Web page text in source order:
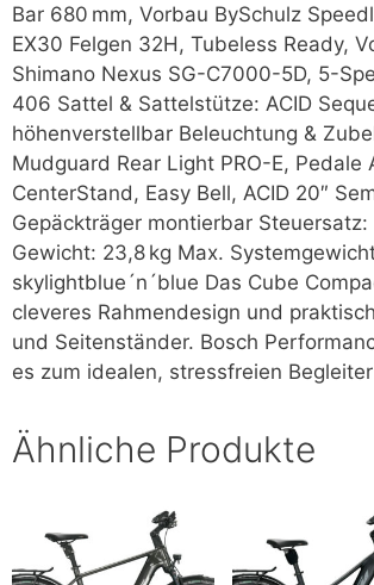
Bar 680 mm, Vorbau BySchulz
EX30 Felgen 32H, Tubeless Ready,
Shimano Nexus SG-C7000-5D, 5-
406 Sattel & Sattelstütze: ACID
höhenverstellbar Beleuchtung &
Mudguard Rear Light PRO-E, Pedale
CenterStand, Easy Bell, ACID 20″
Gepäckträger montierbar
Gewicht: 23,8 kg Max.
skylightblue´n´blue Das Cube
cleveres Rahmendesign und
und Seitenständer. Bosch
es zum idealen, stressfreien
Ähnliche Produkte